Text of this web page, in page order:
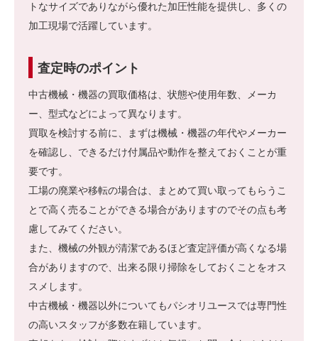
トなサイズでありながら優れた加圧性能を提供し、多くの
加工現場で活躍しています。
査定時のポイント
中古機械・機器の買取価格は、状態や使用年数、メーカ
ー、型式などによって異なります。
買取を検討する前に、まずは機械・機器の年代やメーカー
を確認し、できるだけ付属品や動作を整えておくことが重
要です。
工場の廃業や移転の場合は、まとめて買い取ってもらうこ
とで高く売ることができる場合がありますのでその点も考
慮してみてください。
また、機械の外観が清潔であるほど査定評価が高くなる場
合がありますので、出来る限り掃除をしておくことをオス
スメします。
中古機械・機器以外についてもパシオリユースでは専門性
の高いスタッフが多数在籍しています。